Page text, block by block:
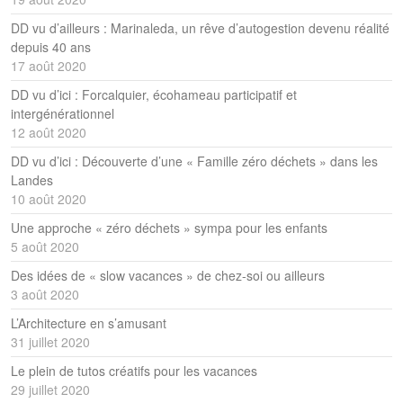
DD vu d’ailleurs : Marinaleda, un rêve d’autogestion devenu réalité
depuis 40 ans
17 août 2020
DD vu d’ici : Forcalquier, écohameau participatif et
intergénérationnel
12 août 2020
DD vu d’ici : Découverte d’une « Famille zéro déchets » dans les
Landes
10 août 2020
Une approche « zéro déchets » sympa pour les enfants
5 août 2020
Des idées de « slow vacances » de chez-soi ou ailleurs
3 août 2020
L’Architecture en s’amusant
31 juillet 2020
Le plein de tutos créatifs pour les vacances
29 juillet 2020